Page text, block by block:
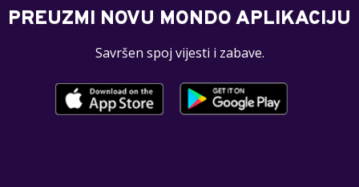
PREUZMI NOVU MONDO APLIKACIJU
Savršen spoj vijesti i zabave.